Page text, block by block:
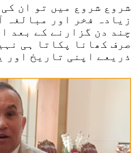
شروع شروع میں تو ان
زیادہ فخر اور مبالغہ
چند دن گزارنے کے بعد
صرف کھانا پکاتا ہی
ذریعے اپنی تاریخ اور